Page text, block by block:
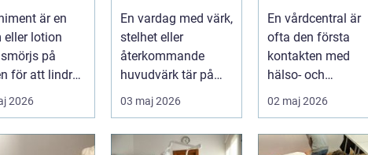
är en
eller lotion
på
för att lindra
2026
behöver hjälp
tillbaka
En vardag med värk,
stelhet eller
återkommande
huvudvärk tär på
både ork och
humör. Många går
länge ...
03 maj 2026
hela familjen
En vårdcentral är
ofta den första
kontakten med
hälso- och
sjukvården. För
många i Svedala
handlar v...
02 maj 2026